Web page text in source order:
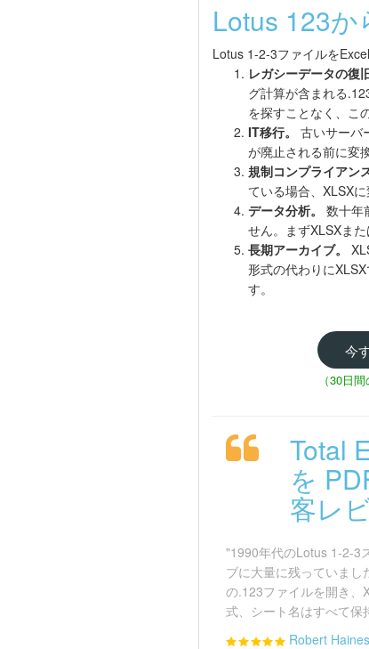
Lotus 123か
Lotus 1-2-3ファイルを
レガシーデータの復旧
グ計算が含まれる
を探すことなく、こ
IT移行。
古いサーバ
が廃止される前に変
規制コンプライアンス
ている場合、XLSX
データ分析。
数十年
せん。まずXLSXま
長期アーカイブ。
形式の代わりに
す。
今
（30日
Total
を
客レ
"1990年代のLotus 1-2-3
ブに大量に残っていま
の.123ファイルを開き、
式、シート名はすべて保
Robert Haines